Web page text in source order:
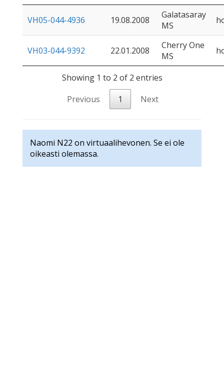
VH05-044-4936 19.08.2008
Galatasaray
MS
VH03-044-9392 22.01.2008
Cherry One
MS
Showing 1 to 2 of 2 entries
Previous
1 Next
Naomi N22 on virtuaalihevonen. Se ei ole
oikeasti olemassa.